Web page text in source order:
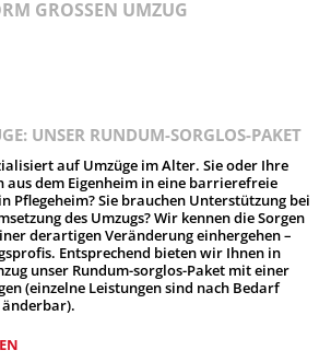
GROSSEN UMZUG
UNSER RUNDUM-SORGLOS-PAKET
auf Umzüge im Alter. Sie oder Ihre
aus dem Eigenheim in eine barrierefreie
Pflegeheim? Sie brauchen Unterstützung bei
des Umzugs? Wir kennen die Sorgen
derartigen Veränderung einhergehen –
Entsprechend bieten wir Ihnen in
unser Rundum-sorglos-Paket mit einer
(einzelne Leistungen sind nach Bedarf